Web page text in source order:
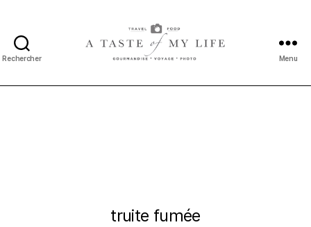
Rechercher
taste
Menu
truite fumée